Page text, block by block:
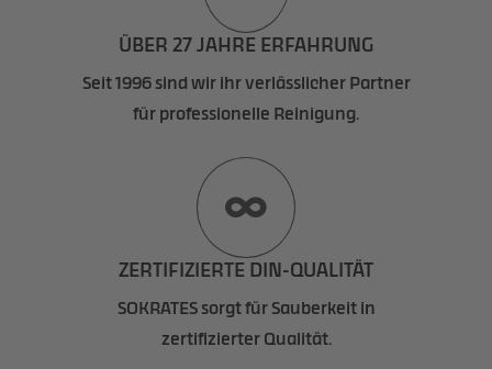
ÜBER 27 JAHRE ERFAHRUNG
Seit 1996 sind wir ihr verlässlicher Partner
für professionelle Reinigung.

ZERTIFIZIERTE DIN-QUALITÄT
SOKRATES sorgt für Sauberkeit in
zertifizierter Qualität.